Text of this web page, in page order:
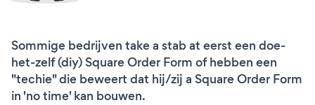
Sommige bedrijven take a stab at eerst een doe-
het-zelf (diy) Square Order Form of hebben een
"techie" die beweert dat hij/zij a Square Order Form
in 'no time' kan bouwen.